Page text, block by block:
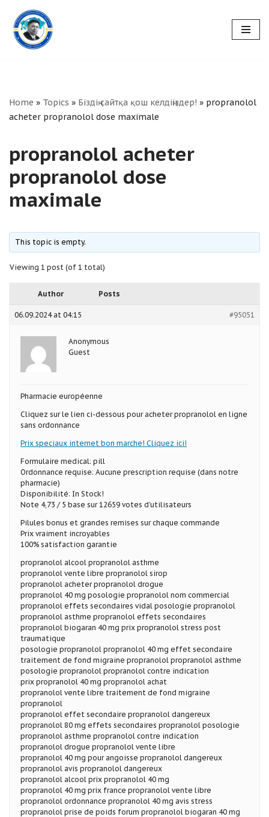
Skip
to
Home » Topics » Біздің сайтқа қош келдіңіздер! » propranolol
acheter propranolol dose maximale
propranolol acheter
propranolol dose
maximale
This topic is empty.
Viewing 1 post (of 1 total)
Author Posts
06.09.2024 at 04:15 #95051
Anonymous
Guest
Pharmacie européenne
Cliquez sur le lien ci-dessous pour acheter propranolol en ligne
sans ordonnance
Prix speciaux internet bon marche! Cliquez ici!
Formulaire medical: pill
Ordonnance requise: Aucune prescription requise (dans notre
pharmacie)
Disponibilité: In Stock!
Note 4,73 / 5 base sur 12659 votes d’utilisateurs
Pilules bonus et grandes remises sur chaque commande
Prix vraiment incroyables
100% satisfaction garantie
propranolol alcool propranolol asthme
propranolol vente libre propranolol sirop
propranolol acheter propranolol drogue
propranolol 40 mg posologie propranolol nom commercial
propranolol effets secondaires vidal posologie propranolol
propranolol asthme propranolol effets secondaires
propranolol biogaran 40 mg prix propranolol stress post
traumatique
posologie propranolol propranolol 40 mg effet secondaire
traitement de fond migraine propranolol propranolol asthme
posologie propranolol propranolol contre indication
prix propranolol 40 mg propranolol achat
propranolol vente libre traitement de fond migraine
propranolol
propranolol effet secondaire propranolol dangereux
propranolol 80 mg effets secondaires propranolol posologie
propranolol asthme propranolol contre indication
propranolol drogue propranolol vente libre
propranolol 40 mg pour angoisse propranolol dangereux
propranolol avis propranolol dangereux
propranolol alcool prix propranolol 40 mg
propranolol 40 mg prix france propranolol vente libre
propranolol ordonnance propranolol 40 mg avis stress
propranolol prise de poids forum propranolol biogaran 40 mg